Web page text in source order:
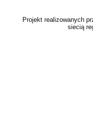
Projekt realizowanych
siecią